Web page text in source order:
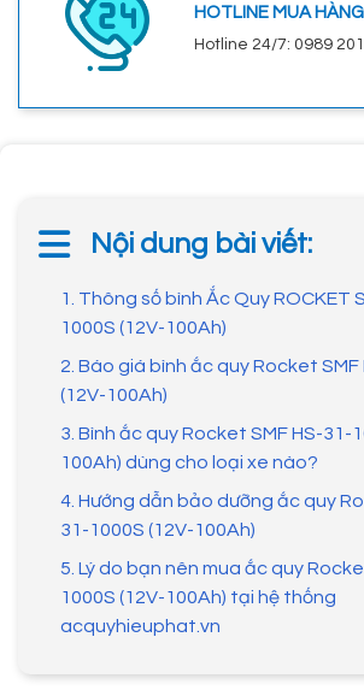
HOTLINE MUA HÀNG
Hotline 24/7: 0989
Nội dung bài viết:
1. Thông số bình Ắc Quy ROCKET
1000S (12V-100Ah)
2. Báo giá bình ắc quy Rocket SMF
(12V-100Ah)
3. Bình ắc quy Rocket SMF HS-31-
100Ah) dùng cho loại xe nào?
4. Hướng dẫn bảo dưỡng ắc quy
31-1000S (12V-100Ah)
5. Lý do bạn nên mua ắc quy
1000S (12V-100Ah) tại hệ thống
acquyhieuphat.vn